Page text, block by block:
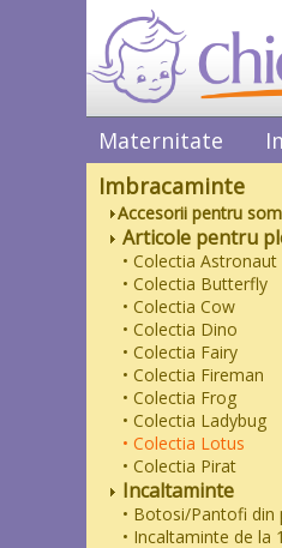
Maternitate
Imbracaminte
Accesorii pentru
Articole pentru
• Colectia Astronaut
• Colectia Butterfly
• Colectia Cow
• Colectia Dino
• Colectia Fairy
• Colectia Fireman
• Colectia Frog
• Colectia Ladybug
• Colectia Lotus
• Colectia Pirat
Incaltaminte
• Botosi/Pantofi din
• Incaltaminte de la